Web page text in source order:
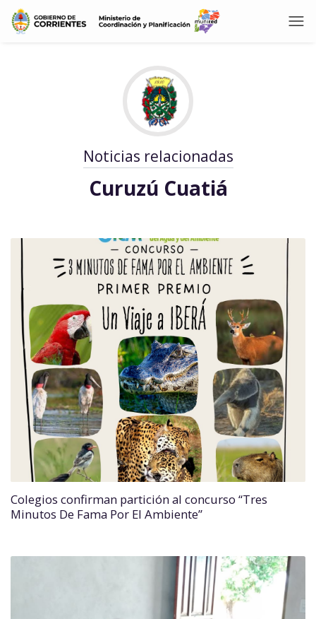
Noticias relacionadas
Curuzú Cuatiá
Colegios confirman partición al concurso “Tres
Minutos De Fama Por El Ambiente”